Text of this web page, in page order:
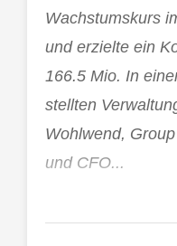
Wachstumskurs
und erzielte ein
166.5 Mio. In
stellten
Wohlwend,
und CFO...